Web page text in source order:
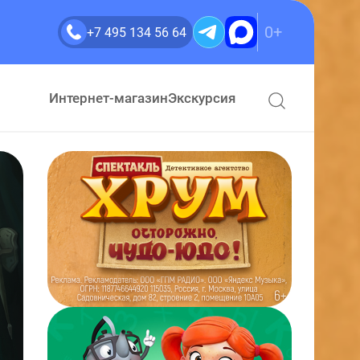
+7 495 134 56 64 0+
Интернет-магазинЭкскурсия